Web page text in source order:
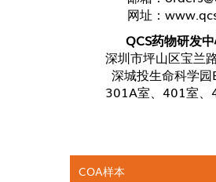
网址：
QCS药物研发
深圳市坪山区宝兰
深城投生命科学
301A室、401室、
COA样本